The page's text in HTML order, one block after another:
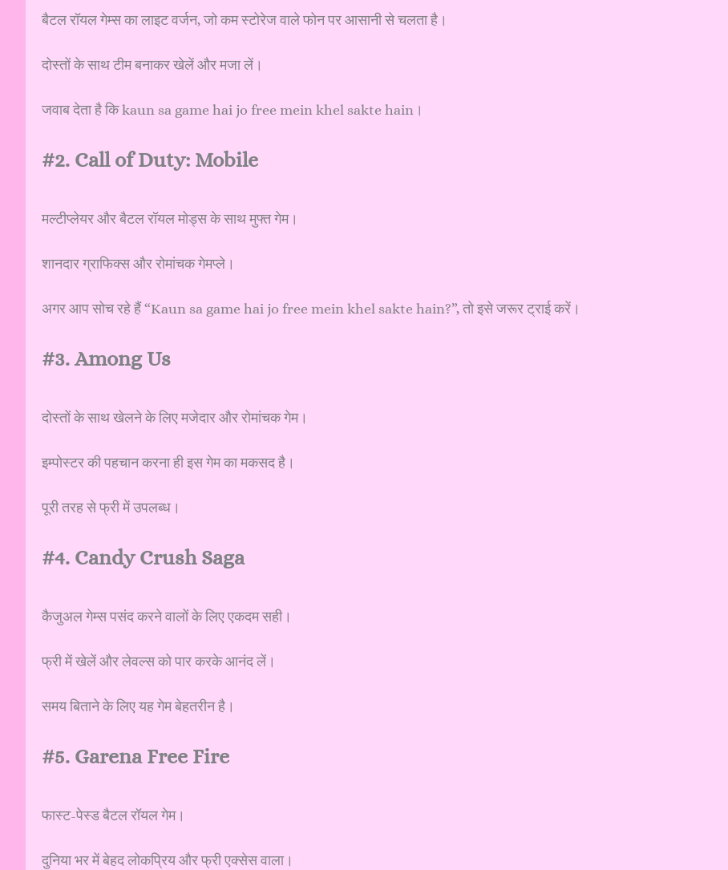
बैटल रॉयल गेम्स का लाइट वर्जन, जो कम स्टोरेज वाले फोन पर आसानी से चलता है।
दोस्तों के साथ टीम बनाकर खेलें और मजा लें।
जवाब देता है कि kaun sa game hai jo free mein khel sakte hain।
#2. Call of Duty: Mobile
मल्टीप्लेयर और बैटल रॉयल मोड्स के साथ मुफ्त गेम।
शानदार ग्राफिक्स और रोमांचक गेमप्ले।
अगर आप सोच रहे हैं “Kaun sa game hai jo free mein khel sakte hain?”, तो इसे जरूर ट्राई करें।
#3. Among Us
दोस्तों के साथ खेलने के लिए मजेदार और रोमांचक गेम।
इम्पोस्टर की पहचान करना ही इस गेम का मकसद है।
पूरी तरह से फ्री में उपलब्ध।
#4. Candy Crush Saga
कैजुअल गेम्स पसंद करने वालों के लिए एकदम सही।
फ्री में खेलें और लेवल्स को पार करके आनंद लें।
समय बिताने के लिए यह गेम बेहतरीन है।
#5. Garena Free Fire
फास्ट-पेस्ड बैटल रॉयल गेम।
दुनिया भर में बेहद लोकप्रिय और फ्री एक्सेस वाला।